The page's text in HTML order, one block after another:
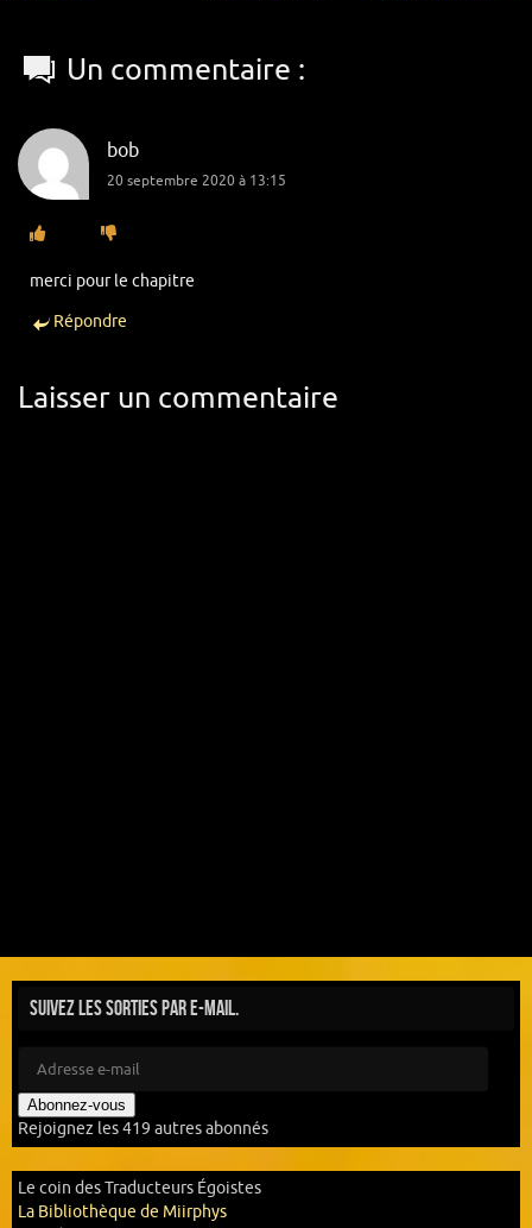
Un commentaire :
bob
20 septembre 2020 à 13:15
merci pour le chapitre
Répondre
Laisser un commentaire
Suivez les sorties par e-mail.
Abonnez-vous
Rejoignez les 419 autres abonnés
Le coin des Traducteurs Égoistes
La Bibliothèque de Miirphys